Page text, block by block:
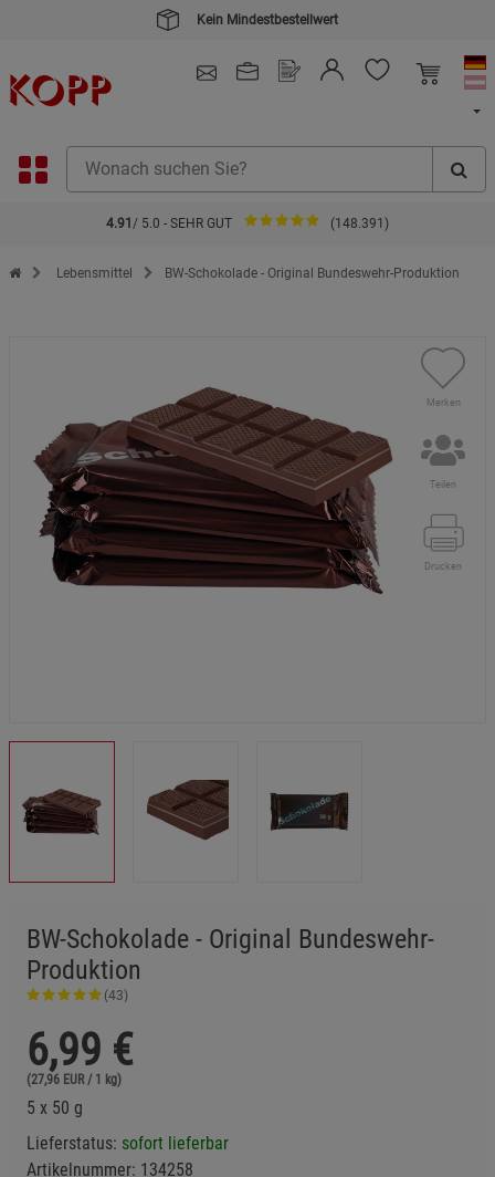
Kein Mindestbestellwert
4.91 / 5.0 - SEHR GUT (148.391)
Zur Startseite des Kopp Verlag Online-Shop
Lebensmittel BW-Schokolade - Original Bundeswehr-Produktion
Merken
Teilen
Drucken
BW-Schokolade - Original Bundeswehr-
Produktion
(43)
6,99 €
(27,96 EUR / 1 kg)
5 x 50 g
Lieferstatus: sofort lieferbar
Artikelnummer: 134258